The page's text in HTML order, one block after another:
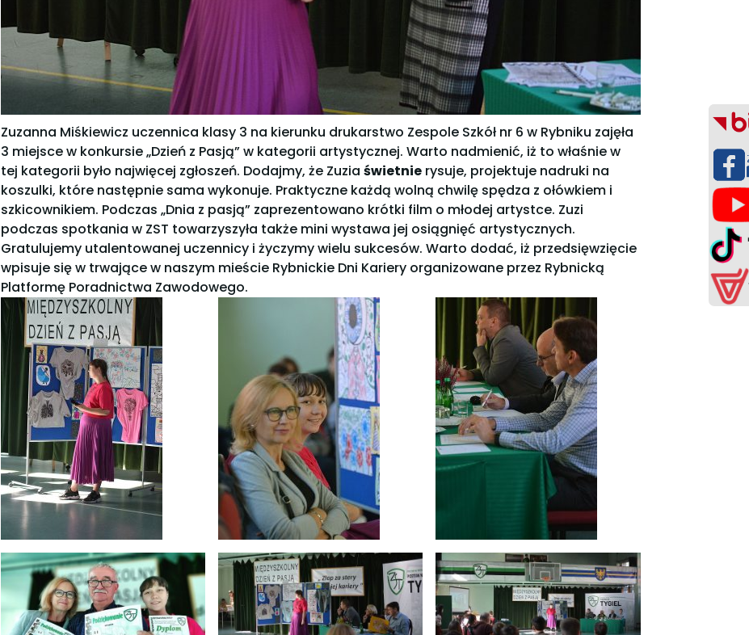
Zuzanna Miśkiewicz uczennica klasy 3 na kierunku drukarstwo Zespole Szkół nr 6 w Rybniku zajęła
3 miejsce w konkursie „Dzień z Pasją” w kategorii artystycznej. Warto nadmienić, iż to właśnie w
tej kategorii było najwięcej zgłoszeń. Dodajmy, że Zuzia świetnierysuje, projektuje nadruki na
koszulki, które następnie sama wykonuje. Praktyczne każdą wolną chwilę spędza z ołówkiem i
szkicownikiem. Podczas „Dnia z pasją” zaprezentowano krótki film o młodej artystce. Zuzi
podczas spotkania w ZST towarzyszyła także mini wystawa jej osiągnięć artystycznych.
Gratulujemy utalentowanej uczennicy i życzymy wielu sukcesów. Warto dodać, iż przedsięwzięcie
wpisuje się w trwające w naszym mieście Rybnickie Dni Kariery organizowane przez Rybnicką
Platformę Poradnictwa Zawodowego.